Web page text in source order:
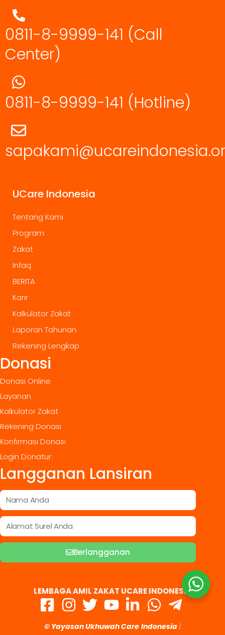
0811-8-9999-141 (Call
Center)
0811-8-9999-141 (Hotline)
UCare Indonesia
Tentang Kami
Program
Zakat
Infaq
BERITA
Karir
Kalkulator Zakat
Laporan Tahunan
Rekening Lengkap
Donasi
Donasi Online
Layanan
Kalkulator Zakat
Rekening Donasi
Konfirmasi Donasi
Login Donatur
Langganan Lansiran
Berlangganan
LEMBAGA AMIL ZAKAT UCARE INDONESIA
© Yayasan Ukhuwah Care Indonesia |